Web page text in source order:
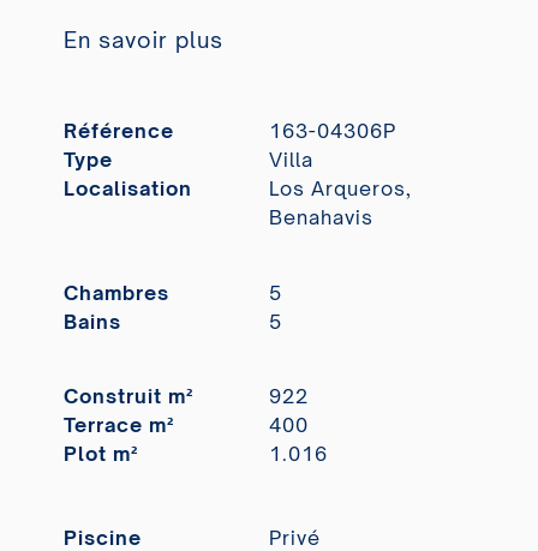
En savoir plus
Référence
163-04306P
Type
Villa
Localisation
Los Arqueros,
Benahavis
Chambres
5
Bains
5
Construit m²
922
Terrace m²
400
Plot m²
1.016
Piscine
Privé